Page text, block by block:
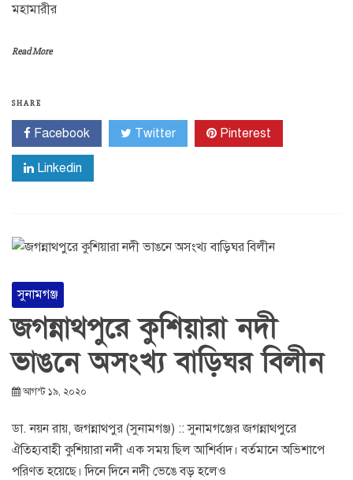
মহামারীর
Read More
SHARE
Facebook Twitter Pinterest
Linkedin
সুনামগঞ্জ
জগন্নাথপুরে কুশিয়ারা নদী
ভাঙনে অসংখ্য বাড়িঘর বিলীন
আগস্ট ১৯, ২০২০
ডা. নয়ন রায়, জগন্নাথপুর (সুনামগঞ্জ) :: সুনামগঞ্জের জগন্নাথপুরে
ঐতিহ্যবাহী কুশিয়ারা নদী এক সময় ছিল আশির্বাদ। বর্তমানে অভিশাপে
পরিণত হয়েছে। দিনে দিনে নদী ভেঙে বড় হলেও